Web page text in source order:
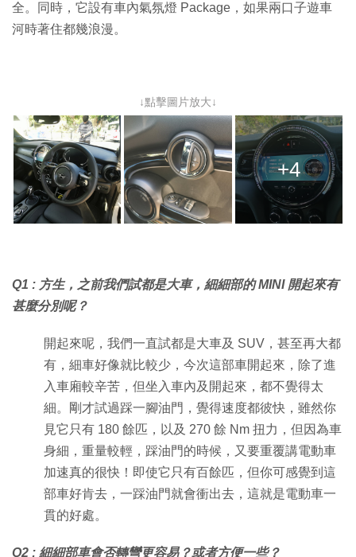
全。同時，它設有車內氣氛燈 Package，如果兩口子遊車
河時著住都幾浪漫。
↓點擊圖片放大↓
+4
Q1 : 方生，之前我們試都是大車，細細部的 MINI 開起來有
甚麼分別呢？
開起來呢，我們一直試都是大車及 SUV，甚至再大都
有，細車好像就比較少，今次這部車開起來，除了進
入車廂較辛苦，但坐入車內及開起來，都不覺得太
細。剛才試過踩一腳油門，覺得速度都彼快，雖然你
見它只有 180 餘匹，以及 270 餘 Nm 扭力，但因為車
身細，重量較輕，踩油門的時候，又要重覆講電動車
加速真的很快！即使它只有百餘匹，但你可感覺到這
部車好肯去，一踩油門就會衝出去，這就是電動車一
貫的好處。
Q2 : 細細部車會否轉彎更容易？或者方便一些？